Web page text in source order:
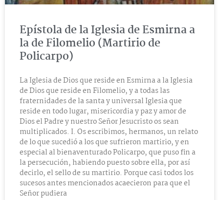
Epístola de la Iglesia de Esmirna a
la de Filomelio (Martirio de
Policarpo)
La Iglesia de Dios que reside en Esmirna a la Iglesia
de Dios que reside en Filomelio, y a todas las
fraternidades de la santa y universal Iglesia que
reside en todo lugar, misericordia y paz y amor de
Dios el Padre y nuestro Señor Jesucristo os sean
multiplicados. I. Os escribimos, hermanos, un relato
de lo que sucedió a los que sufrieron martirio, y en
especial al bienaventurado Policarpo, que puso fin a
la persecución, habiendo puesto sobre ella, por así
decirlo, el sello de su martirio. Porque casi todos los
sucesos antes mencionados acaecieron para que el
Señor pudiera